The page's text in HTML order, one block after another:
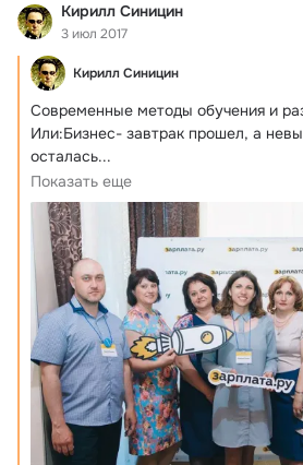
Кирилл Синицин
3 июл 2017
Кирилл Синицин
Современные методы обучения и
Или:Бизнес- завтрак прошел, а
осталась...
Ранее я писал о том, что...
Показать еще